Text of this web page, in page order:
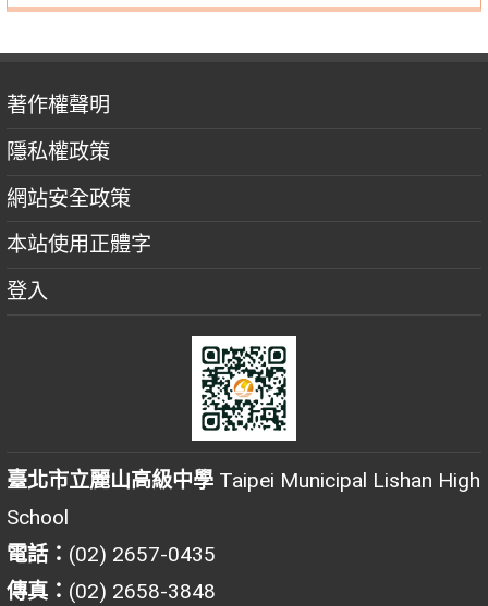
著作權聲明
隱私權政策
網站安全政策
本站使用正體字
登入
臺北市立麗山高級中學 Taipei Municipal Lishan High
School
電話： (02) 2657-0435
傳真： (02) 2658-3848